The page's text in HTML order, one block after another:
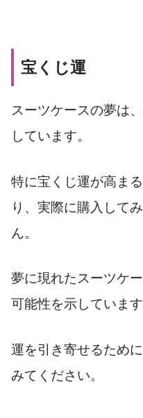
宝くじ運
スーツケースの夢は
しています。
特に宝くじ運が高ま
り、実際に購入して
ん。
夢に現れたスーツケ
可能性を示しています
運を引き寄せるため
みてください。